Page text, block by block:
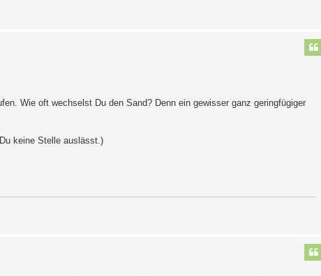
Wie oft wechselst Du den Sand? Denn ein gewisser ganz geringfügiger
keine Stelle auslässt.)